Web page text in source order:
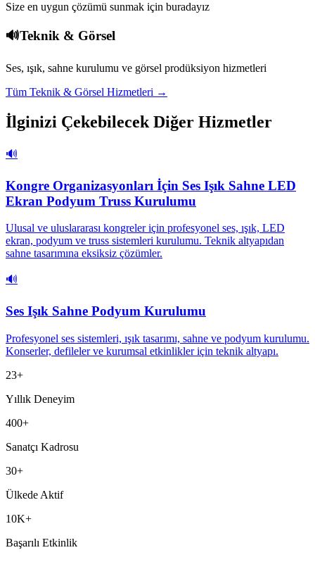
Size en uygun çözümü sunmak için buradayız
🔊Teknik & Görsel
Ses, ışık, sahne kurulumu ve görsel prodüksiyon hizmetleri
Tüm Teknik & Görsel Hizmetleri →
İlginizi Çekebilecek Diğer Hizmetler
🔊
Kongre Organizasyonları İçin Ses Işık Sahne LED
Ekran Podyum Truss Kurulumu
Ulusal ve uluslararası kongreler için profesyonel ses, ışık, LED
ekran, podyum ve truss sistemleri kurulumu. Teknik altyapıdan
sahne tasarımına eksiksiz çözümler.
🔊
Ses Işık Sahne Podyum Kurulumu
Profesyonel ses sistemleri, ışık tasarımı, sahne ve podyum kurulumu.
Konserler, defileler ve kurumsal etkinlikler için teknik altyapı.
23+
Yıllık Deneyim
400+
Sanatçı Kadrosu
30+
Ülkede Aktif
10K+
Başarılı Etkinlik